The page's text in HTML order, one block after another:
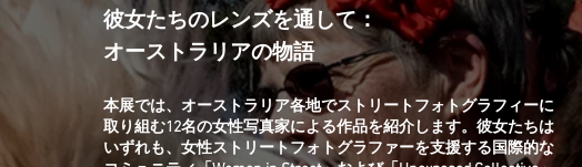
彼女たちのレンズを通して：
オーストラリアの物語
本展では、オーストラリア各地でストリートフォトグラフィーに
取り組む12名の女性写真家による作品を紹介します。彼女たちは
いずれも、女性ストリートフォトグラファーを支援する国際的な